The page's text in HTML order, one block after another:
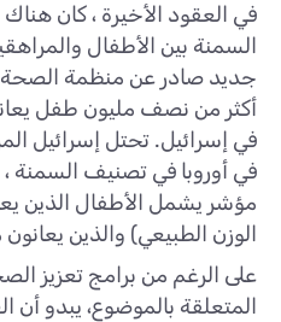
في العقود الأخيرة ، كان
السمنة بين الأطفال
أكثر من نصف مليون طفل
في إسرائيل. تحتل إسرائيل
في أوروبا في تصنيف السمنة ،
مؤشر يشمل الأطفال الذين
الوزن الطبيعي) والذين
على الرغم من برامج تعزيز
المتعلقة بالموضوع، يبدو أن